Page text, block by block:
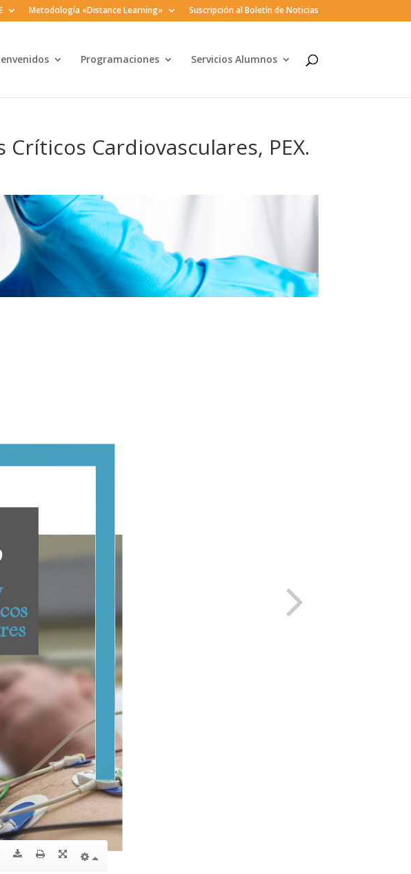
Metodología «Distance Learning» Suscripción al Boletín de Noticias
Programaciones Servicios Alumnos
Cardiovasculares, PEX.